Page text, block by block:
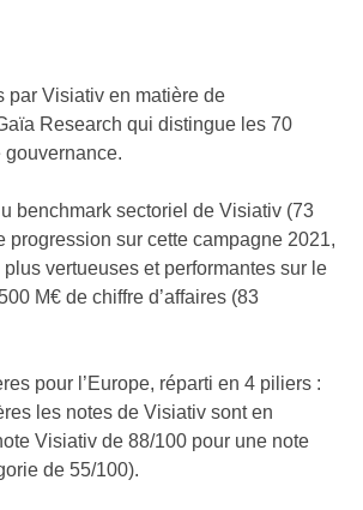
par Visiativ en matière de
Research qui distingue les 70
gouvernance.
benchmark sectoriel de Visiativ (73
progression sur cette campagne 2021,
vertueuses et performantes sur le
M€ de chiffre d’affaires (83
pour l’Europe, réparti en 4 piliers :
les notes de Visiativ sont en
Visiativ de 88/100 pour une note
de 55/100).